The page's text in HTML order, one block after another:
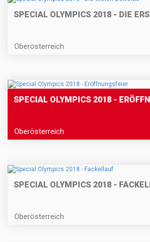
SPECIAL OLYMPICS 2018 - DIE
Oberösterreich
SPECIAL OLYMPICS 2018 -
Oberösterreich
SPECIAL OLYMPICS 2018 -
Oberösterreich